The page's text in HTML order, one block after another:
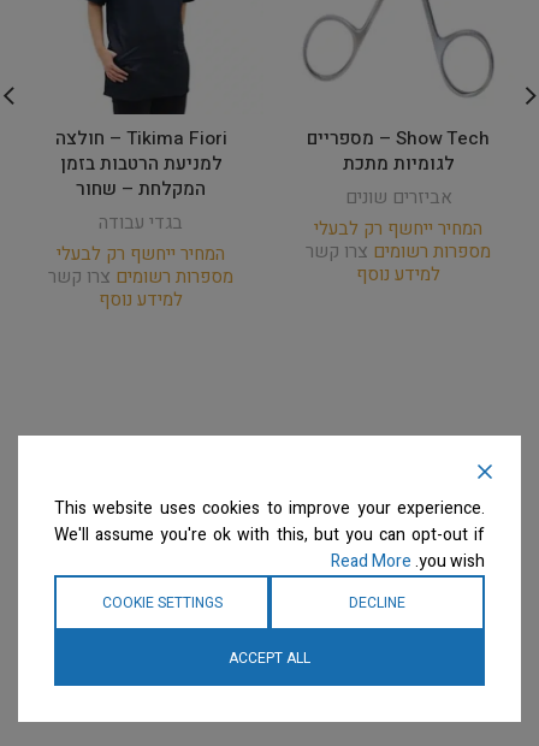
Show Tech – מספריים
לגומיות מתכת
אביזרים שונים
המחיר ייחשף רק לבעלי
מספרות רשומים צרו קשר
למידע נוסף
Tikima Fiori – חולצה
למניעת הרטבות בזמן
המקלחת – שחור
בגדי עבודה
המחיר ייחשף רק לבעלי
מספרות רשומים צרו קשר
למידע נוסף
This website uses cookies to improve your experience.
We'll assume you're ok with this, but you can opt-out if
you wish.
Read More
DECLINE
COOKIE SETTINGS
ACCEPT ALL